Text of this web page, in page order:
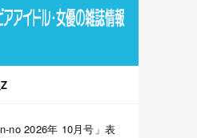
no 2026年 10月号」表